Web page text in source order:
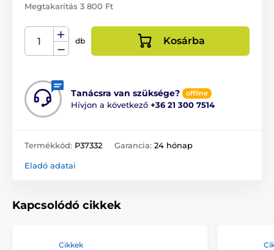
Megtakarítás 3 800 Ft
db Kosárba
Tanácsra van szüksége? offline
Hívjon a következő +36 21 300 7514
Termékkód: P37332 Garancia: 24 hónap
Eladó adatai
Kapcsolódó cikkek
Cikkek